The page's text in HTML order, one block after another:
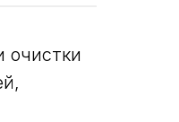
очистки